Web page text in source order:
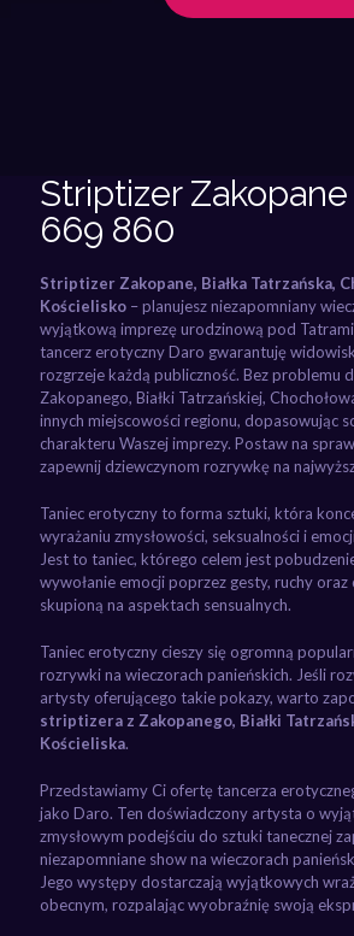
Striptizer
669 860
Striptizer Zakopane, Białka Tatrzańska,
Kościelisko – planujesz niezapomniany
wyjątkową imprezę urodzinową pod
tancerz erotyczny Daro gwarantuję
rozgrzeje każdą publiczność. Bez problemu
Zakopanego, Białki Tatrzańskiej,
innych miejscowości regionu, dopasowując
charakteru Waszej imprezy. Postaw na
zapewnij dziewczynom rozrywkę na
Taniec erotyczny to forma sztuki, która
wyrażaniu zmysłowości, seksualności i
Jest to taniec, którego celem jest
wywołanie emocji poprzez gesty, ruchy oraz
skupioną na aspektach sensualnych.
Taniec erotyczny cieszy się ogromną
rozrywki na wieczorach panieńskich. Jeśli
artysty oferującego takie pokazy, warto
striptizera z Zakopanego, Białki
Kościeliska.
Przedstawiamy Ci ofertę tancerza
jako Daro. Ten doświadczony artysta o
zmysłowym podejściu do sztuki tanecznej
niezapomniane show na wieczorach
Jego występy dostarczają wyjątkowych
obecnym, rozpalając wyobraźnię swoją